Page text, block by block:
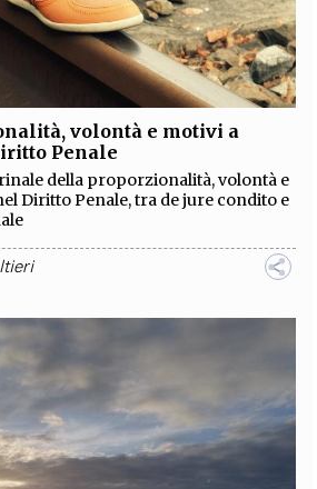
volontà e motivi a
Penale
della proporzionalità, volontà e
Diritto Penale, tra de jure condito e